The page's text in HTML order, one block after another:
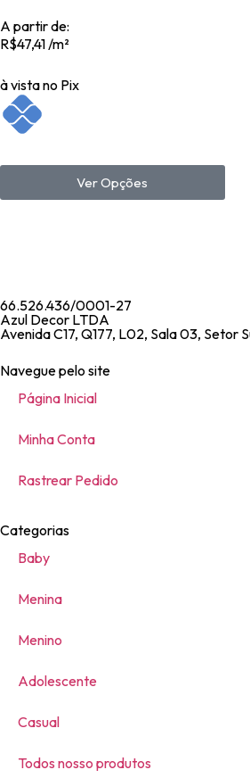
A partir de:
R$47,41 /m²
à vista no Pix
Ver Opções
66.526.436/0001-27
Azul Decor LTDA
Avenida C17, Q177, L02, Sala 03,
Navegue pelo site
Página Inicial
Minha Conta
Rastrear Pedido
Categorias
Baby
Menina
Menino
Adolescente
Casual
Todos nosso produtos